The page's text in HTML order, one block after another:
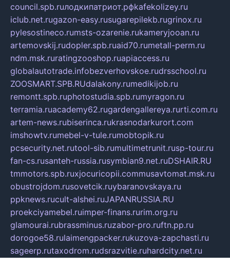
council.spb.ruлодкипатриот.рфkafekolizey.ru
iclub.net.rugazon-easy.rusugarepilekb.rugrinox.ru
pylesostineco.rumsts-ozarenie.rukameryjooan.ru
artemovskij.rudopler.spb.ruaid70.rumetall-perm.ru
ndm.msk.ruratingzooshop.ruapiaccess.ru
globalautotrade.infobezverhovskoe.rudrsschool.ru
ZOOSMART.SPB.RUdalakony.rumedikijob.ru
remontt.spb.ruphotostudia.spb.rumyragon.ru
terramia.ruacademy62.rugardengallereya.rurti.com.ru
artem-news.rubiserinca.rukrasnodarkurort.com
imshowtv.rumebel-v-tule.rumobtopik.ru
pcsecurity.net.rutool-sib.rumultimetrunit.rusp-tour.ru
fan-cs.rusanteh-russia.rusymbian9.net.ruDSHAIR.RU
tmmotors.spb.ruxjocuricopii.commusavtomat.msk.ru
obustrojdom.rusovetcik.ruybaranovskaya.ru
ppknews.rucult-alshei.ruJAPANRUSSIA.RU
proekciyamebel.ruimper-finans.rurim.org.ru
glamourai.rubrassminus.ruzabor-pro.ruftn.pp.ru
dorogoe58.rulaimengpacker.rukuzova-zapchasti.ru
sageerp.rutaxodrom.rudsrazvitie.ruhardcity.net.ru